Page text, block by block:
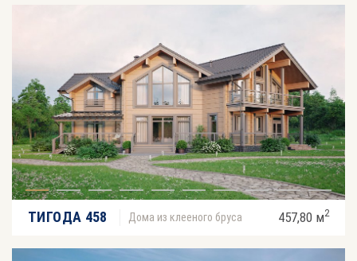
ТИГОДА 458 Дома из клееного бруса 457,80 м2